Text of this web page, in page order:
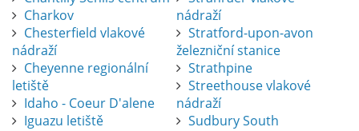
Charkov
Chesterfield vlakové
nádraží
Cheyenne regionální
letiště
Idaho - Coeur D'alene
Iguazu letiště
nádraží
Stratford-upon-avon
železniční stanice
Strathpine
Streethouse vlakové
nádraží
Sudbury South